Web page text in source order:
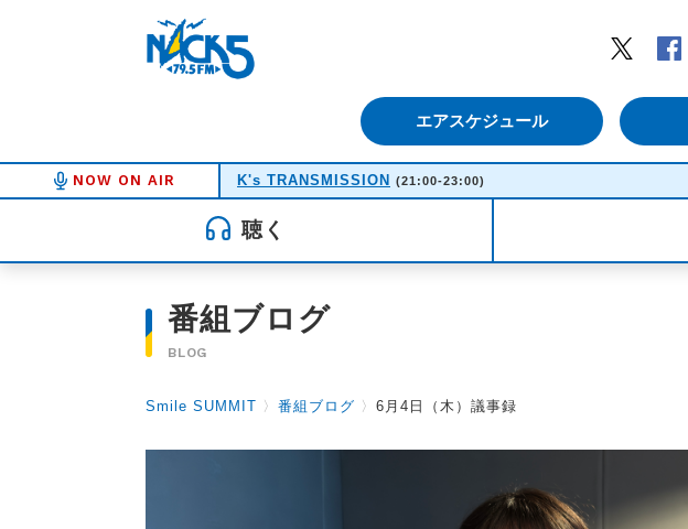
Twitter
エアスケジュール
NOW ON AIR K's TRANSMISSION (21:00-23:00)
聴く
番組ブログ
BLOG
Smile SUMMIT 〉 番組ブログ 〉 6月4日（木）議事録